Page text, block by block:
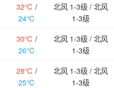
32℃ /
24℃
北风 1-3级 / 北风
1-3级
30℃ /
26℃
北风 1-3级 / 北风
1-3级
28℃ /
25℃
北风 1-3级 / 北风
1-3级